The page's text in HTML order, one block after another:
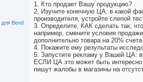
1. Кто продает Вашу продукцию?
2. Изучите конечную ЦА: в какой
производителя, устройте слепой
3. Определите, КАК сделать так,
например, смените условия
дополнительно товара на 20%
4. Покажите ему результаты
5. Запустите рекламу у Вашей ЦА:
ЕСЛИ ЦА это может быть
пишут жалобы в магазины на